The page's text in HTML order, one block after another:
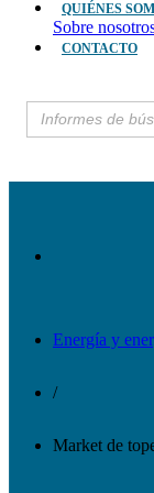
QUIÉNES
Sobre
CONTACTO
Energía y
/
Market de